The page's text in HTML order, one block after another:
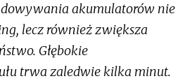
akumulatorów nie
lecz również zwiększa
Głębokie
trwa zaledwie kilka minut.